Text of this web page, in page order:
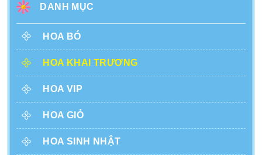
DANH MỤC
HOA BÓ
HOA KHAI TRƯƠNG
HOA VIP
HOA GIỎ
HOA SINH NHẬT